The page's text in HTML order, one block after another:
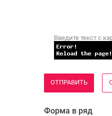
Введите текст с
ОТПРАВИТЬ
Форма в ряд